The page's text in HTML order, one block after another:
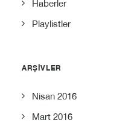
Haberler
Playlistler
ARŞIVLER
Nisan 2016
Mart 2016